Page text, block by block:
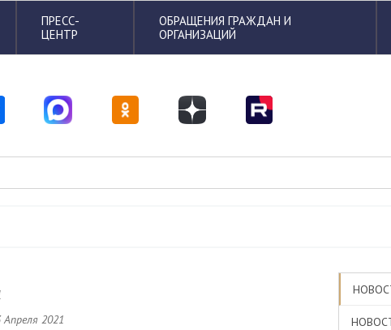
ПРЕСС-
ЦЕНТР
ОБРАЩЕНИЯ ГРАЖДАН И
ОРГАНИЗАЦИЙ
Апреля 2021